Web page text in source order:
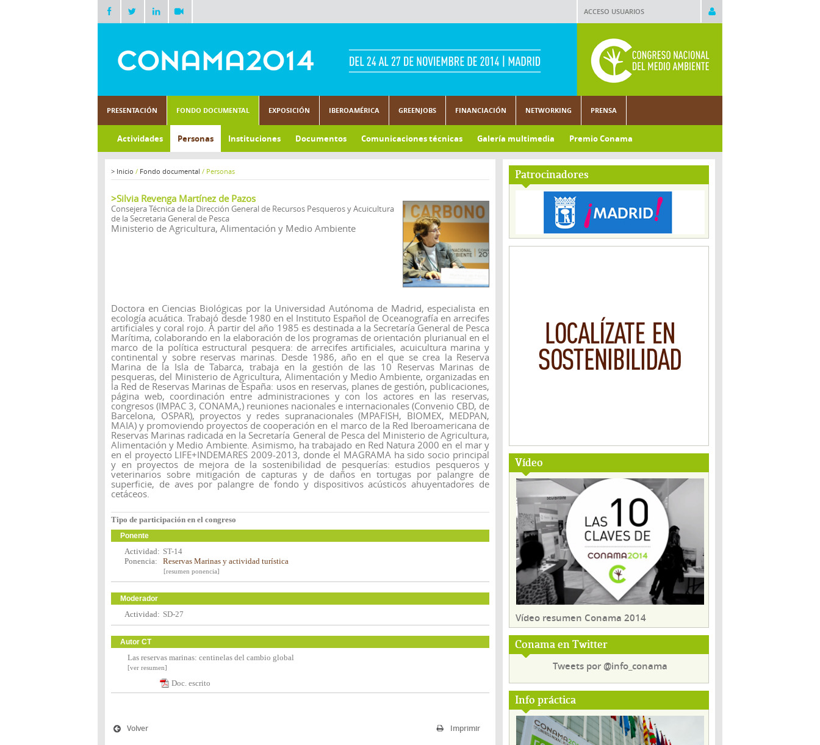
ACCESO USUARIOS
PRESENTACIÓN FONDO DOCUMENTAL EXPOSICIÓN IBEROAMÉRICA GREENJOBS FINANCIACIÓN NETWORKING PRENSA
Actividades Personas Instituciones Documentos Comunicaciones técnicas Galería multimedia Premio Conama
Patrocinadores
Vídeo
Vídeo resumen Conama 2014
Conama en Twitter
Tweets por @info_conama
Info práctica
> Inicio / Fondo documental / Personas
>Silvia Revenga Martínez de Pazos
Consejera Técnica de la Dirección General de Recursos Pesqueros y Acuicultura
de la Secretaria General de Pesca
Ministerio de Agricultura, Alimentación y Medio Ambiente
Doctora en Ciencias Biológicas por la Universidad Autónoma de Madrid, especialista en
ecología acuática. Trabajó desde 1980 en el Instituto Español de Oceanografía en arrecifes
artificiales y coral rojo. A partir del año 1985 es destinada a la Secretaría General de Pesca
Marítima, colaborando en la elaboración de los programas de orientación plurianual en el
marco de la política estructural pesquera: de arrecifes artificiales, acuicultura marina y
continental y sobre reservas marinas. Desde 1986, año en el que se crea la Reserva
Marina de la Isla de Tabarca, trabaja en la gestión de las 10 Reservas Marinas de
pesqueras, del Ministerio de Agricultura, Alimentación y Medio Ambiente, organizadas en
la Red de Reservas Marinas de España: usos en reservas, planes de gestión, publicaciones,
página web, coordinación entre administraciones y con los actores en las reservas,
congresos (IMPAC 3, CONAMA,) reuniones nacionales e internacionales (Convenio CBD, de
Barcelona, OSPAR), proyectos y redes supranacionales (MPAFISH, BIOMEX, MEDPAN,
MAIA) y promoviendo proyectos de cooperación en el marco de la Red Iberoamericana de
Reservas Marinas radicada en la Secretaría General de Pesca del Ministerio de Agricultura,
Alimentación y Medio Ambiente. Asimismo, ha trabajado en Red Natura 2000 en el mar y
en el proyecto LIFE+INDEMARES 2009-2013, donde el MAGRAMA ha sido socio principal
y en proyectos de mejora de la sostenibilidad de pesquerías: estudios pesqueros y
veterinarios sobre mitigación de capturas y de daños en tortugas por palangre de
superficie, de aves por palangre de fondo y dispositivos acústicos ahuyentadores de
cetáceos.
Tipo de participación en el congreso
Ponente
Actividad: ST-14
Ponencia:
Reservas Marinas y actividad turística
[resumen ponencia]
Moderador
Actividad: SD-27
Autor CT
Las reservas marinas: centinelas del cambio global
[ver resumen]
Doc. escrito
Imprimir
Volver